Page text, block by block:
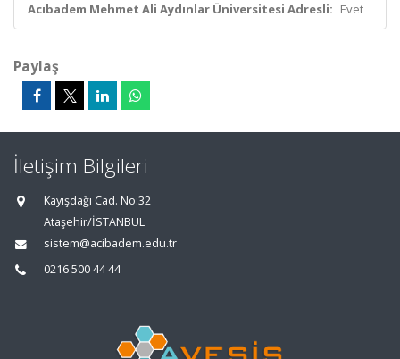
Acıbadem Mehmet Ali Aydınlar Üniversitesi Adresli: Evet
Paylaş
İletişim Bilgileri
Kayışdağı Cad. No:32
Ataşehir/İSTANBUL
sistem@acibadem.edu.tr
0216 500 44 44